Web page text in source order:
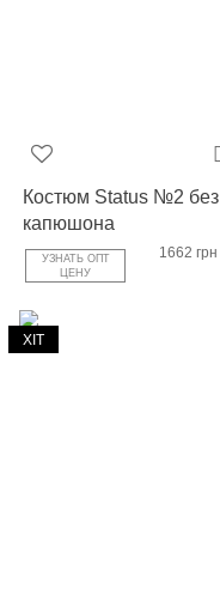
Костюм Status №2 без
капюшона
УЗНАТЬ ОПТ
ЦЕНУ
1662 грн
ХІТ